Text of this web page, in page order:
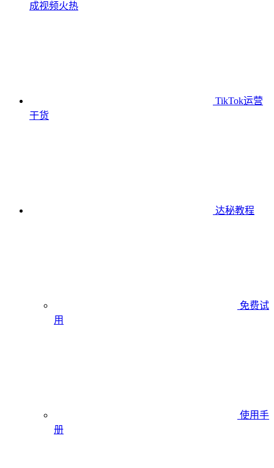
成视频火热
TikTok运营
干货
达秘教程
免费试
用
使用手
册